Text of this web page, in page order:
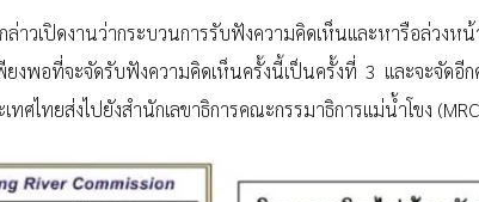
เปิดงานว่ากระบวนการรับฟังความคิดเห็นและหารือล่วงห
ยงพอที่จะจัดรับฟังความคิดเห็นครั้งนี้เป็นครั้งที่ 3 และจะจั
ศไทยส่งไปยังสำนักเลขาธิการคณะกรรมาธิการแม่น้ำโขง